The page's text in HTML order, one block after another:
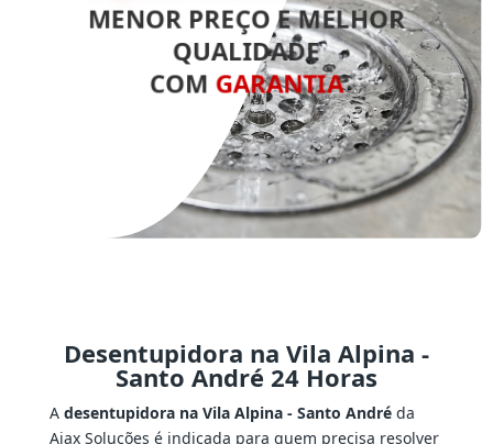
MENOR PREÇO E MELHOR
QUALIDADE
COM GARANTIA
Desentupidora na Vila Alpina -
Santo André 24 Horas
A desentupidora na Vila Alpina - Santo Andréda
Ajax Soluções é indicada para quem precisa resolver